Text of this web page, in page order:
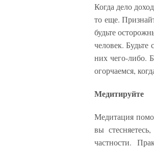
Когда дело
то еще.
будьте
человек.
них чего-либо.
огорчаемся,
Медитируйте
Медитация
вы
частности.